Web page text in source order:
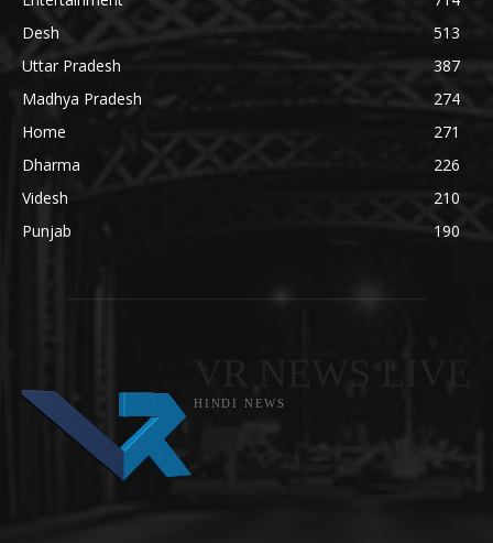
Desh
513
Uttar Pradesh
387
Madhya Pradesh
274
Home
271
Dharma
226
Videsh
210
Punjab
190
HINDI NEWS